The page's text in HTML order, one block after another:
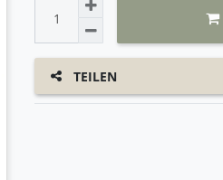
TEILEN